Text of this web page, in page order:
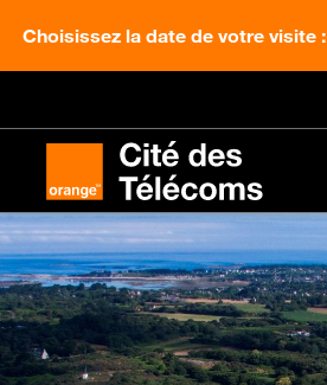
Choisissez la date de votre visite :